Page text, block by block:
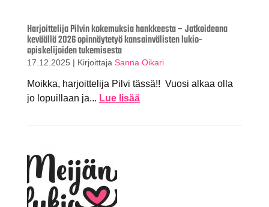
Harjoittelija Pilvin kokemuksia hankkeesta – Jatkoideana
keväällä 2026 opinnäytetyö kansainvälisten lukio-
opiskelijoiden tukemisesta
17.12.2025 | Kirjoittaja Sanna Oikari
Moikka, harjoittelija Pilvi tässä!! Vuosi alkaa olla
jo lopuillaan ja... Lue lisää